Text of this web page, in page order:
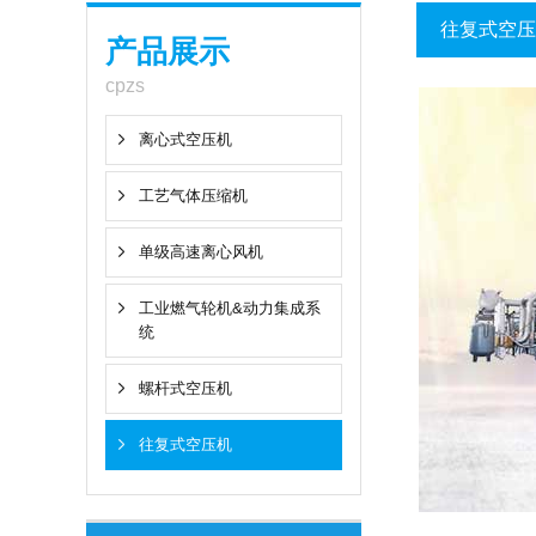
产品展示
cpzs
离心式空压机
工艺气体压缩机
单级高速离心风机
工业燃气轮机&动力集成系
统
螺杆式空压机
往复式空压机
往复式空